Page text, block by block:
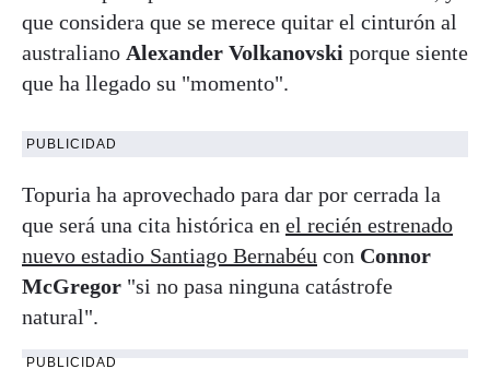
que considera que se merece quitar el cinturón al
australiano Alexander Volkanovski porque siente
que ha llegado su "momento".
PUBLICIDAD
Topuria ha aprovechado para dar por cerrada la
que será una cita histórica en el recién estrenado
nuevo estadio Santiago Bernabéu con Connor
McGregor "si no pasa ninguna catástrofe
natural".
PUBLICIDAD